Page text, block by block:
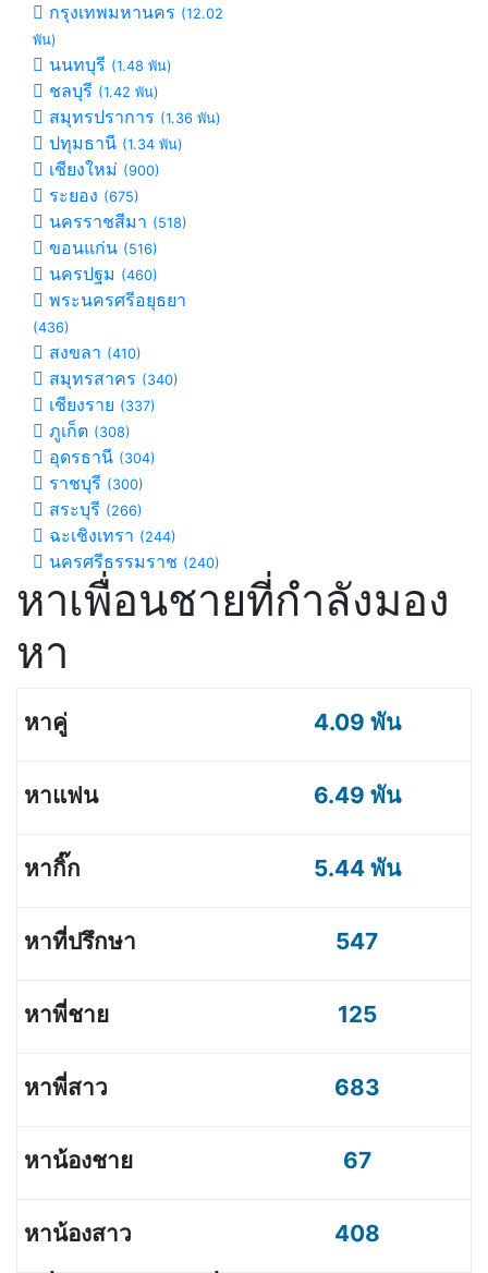
กรุงเทพมหานคร (12.02
พัน)
นนทบุรี (1.48 พัน)
ชลบุรี (1.42 พัน)
สมุทรปราการ (1.36 พัน)
ปทุมธานี (1.34 พัน)
เชียงใหม่ (900)
ระยอง (675)
นครราชสีมา (518)
ขอนแก่น (516)
นครปฐม (460)
พระนครศรีอยุธยา
(436)
สงขลา (410)
สมุทรสาคร (340)
เชียงราย (337)
ภูเก็ต (308)
อุดรธานี (304)
ราชบุรี (300)
สระบุรี (266)
ฉะเชิงเทรา (244)
นครศรีธรรมราช (240)
หาเพื่อนชายที่กำลังมอง
หา
4.09 พัน
6.49 พัน
5.44 พัน
547
125
683
67
408